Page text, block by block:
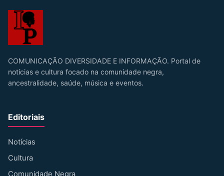
COMUNICAÇÃO DIVERSIDADE E INFORMAÇÃO. Portal de
notícias e cultura focado na comunidade negra,
ancestralidade, saúde, música e eventos.
Editoriais
Notícias
Cultura
Comunidade Negra